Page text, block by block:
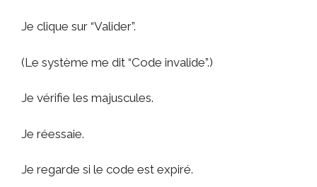
Je clique sur “Valider”.
(Le système me dit “Code invalide”.)
Je vérifie les majuscules.
Je réessaie.
Je regarde si le code est expiré.